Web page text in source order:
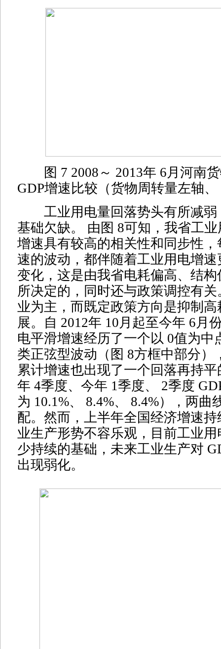
图 7 2008～ 2013年 6月河南
GDP增速比较（货物周转量左轴、
工业用电量回落势头有所减弱
基础欠缺。 由图 8可知，我省工
增速具有较高的相关性和同步性，
速的波动，都伴随着工业用电增
变化，这是由我省电耗偏高、结
所决定的，同时还与政策调控有
业为主，而既定政策方向是抑制
展。自 2012年 10月起至今年 6月
电平滑增速经历了一个以 0值为中
类正弦型波动（图 8方框中部分）
累计增速也出现了一个回落再持平
年 4季度、今年 1季度、 2季度
为 10.1%、 8.4%、 8.4%），两曲
配。然而，上半年全国经济增速
业生产形势不容乐观，目前工业
少持续的基础，未来工业生产对
出现弱化。